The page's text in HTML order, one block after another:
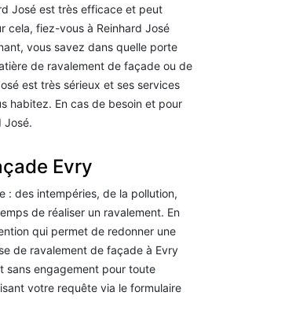
José est très efficace et peut
cela, fiez-vous à Reinhard José
vous savez dans quelle porte
de ravalement de façade ou de
est très sérieux et ses services
habitez. En cas de besoin et pour
José.
Evry
: des intempéries, de la pollution,
de réaliser un ravalement. En
qui permet de redonner une
de ravalement de façade à Evry
sans engagement pour toute
votre requête via le formulaire